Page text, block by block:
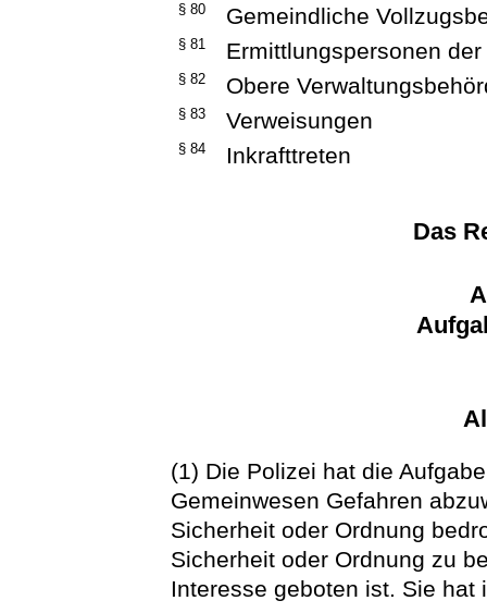
§ 80 Gemeindliche
§ 81 Ermittlungspersonen
§ 82 Obere
§ 83 Verweisungen
§ 84 Inkrafttreten
Das
(1) Die Polizei hat die
Gemeinwesen Gefahren
Sicherheit oder Ordnung
Sicherheit oder Ordnung zu
Interesse geboten ist. Sie hat